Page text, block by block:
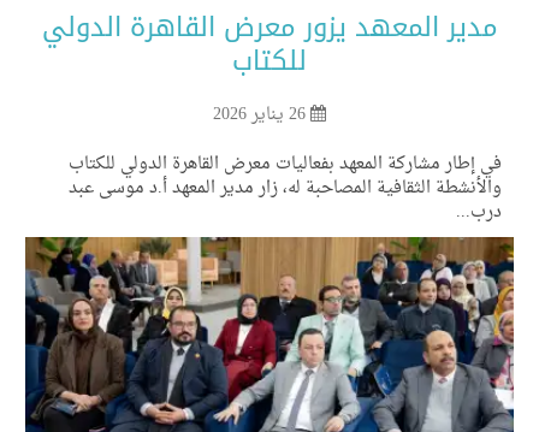
المعهد يزور معرض القاهرة الدولي
للكتاب
إطار مشاركة المعهد بفعاليات معرض القاهرة الدولي للكتاب
الثقافية المصاحبة له، زار مدير المعهد أ.د موسى عبد